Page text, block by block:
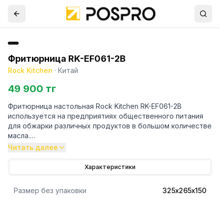
Фритюрница RK-EF061-2B
Rock Kitchen · Китай
49 900 тг
Фритюрница настольная Rock Kitchen RK-EF061-2B
используется на предприятиях общественного питания
для обжарки различных продуктов в большом количестве
масла.
Корпус изготовлен из нержавеющей стали. Защита от
Размер ванны 325х265х150мм.
Читать далее
Характеристики
Размер без упаковки 325х265х150